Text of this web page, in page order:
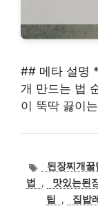
## 메타 설명
개 만드는 법
이 뚝딱 끓이
태된장찌개꿀
법
, 맛있는된
팁
, 집밥